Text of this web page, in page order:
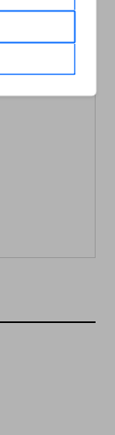
antiossidanti